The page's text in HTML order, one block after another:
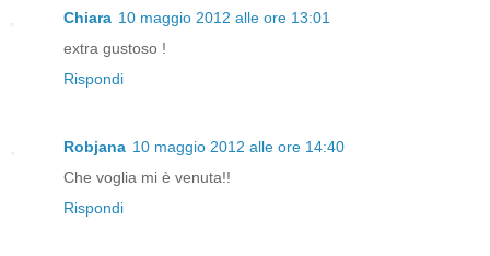
Chiara 10 maggio 2012 alle ore 13:01
extra gustoso !
Rispondi
Robjana 10 maggio 2012 alle ore 14:40
Che voglia mi è venuta!!
Rispondi